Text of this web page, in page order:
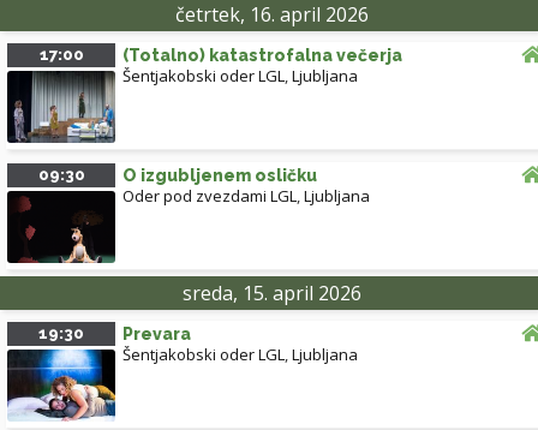
četrtek, 16. april 2026
17:00 (Totalno) katastrofalna večerja
Šentjakobski oder LGL,Ljubljana
09:30 O izgubljenem osličku
Oder pod zvezdami LGL,Ljubljana
sreda, 15. april 2026
19:30 Prevara
Šentjakobski oder LGL,Ljubljana